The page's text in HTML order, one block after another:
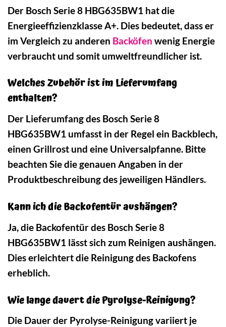
Der Bosch Serie 8 HBG635BW1 hat die
Energieeffizienzklasse A+. Dies bedeutet, dass er
im Vergleich zu anderen Backöfen wenig Energie
verbraucht und somit umweltfreundlicher ist.
Welches Zubehör ist im Lieferumfang
enthalten?
Der Lieferumfang des Bosch Serie 8
HBG635BW1 umfasst in der Regel ein Backblech,
einen Grillrost und eine Universalpfanne. Bitte
beachten Sie die genauen Angaben in der
Produktbeschreibung des jeweiligen Händlers.
Kann ich die Backofentür aushängen?
Ja, die Backofentür des Bosch Serie 8
HBG635BW1 lässt sich zum Reinigen aushängen.
Dies erleichtert die Reinigung des Backofens
erheblich.
Wie lange dauert die Pyrolyse-Reinigung?
Die Dauer der Pyrolyse-Reinigung variiert je